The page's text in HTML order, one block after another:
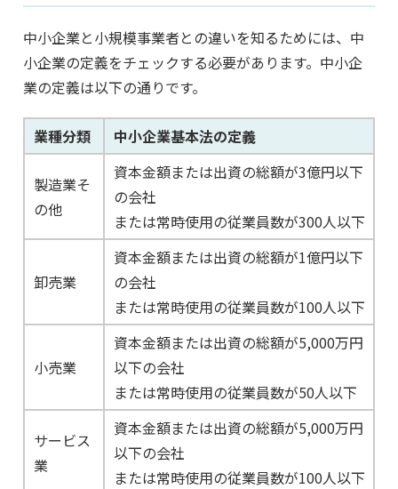
中小企業と小規模事業者との違いを知るためには、中
小企業の定義をチェックする必要があります。中小企
業の定義は以下の通りです。
業種分類 中小企業基本法の定義
製造業そ
の他
資本金額または出資の総額が3億円以下
の会社
または常時使用の従業員数が300人以下
卸売業
資本金額または出資の総額が1億円以下
の会社
または常時使用の従業員数が100人以下
小売業
資本金額または出資の総額が5,000万円
以下の会社
または常時使用の従業員数が50人以下
サービス
業
資本金額または出資の総額が5,000万円
以下の会社
または常時使用の従業員数が100人以下